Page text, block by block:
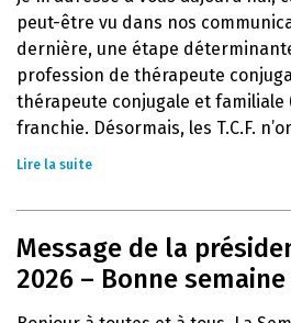
peut-être vu dans nos
dernière, une étape
profession de thérapeute
thérapeute conjugale et familiale
franchie. Désormais, les T.C.F.
Lire la suite
Message de la
2026 – Bonne semaine